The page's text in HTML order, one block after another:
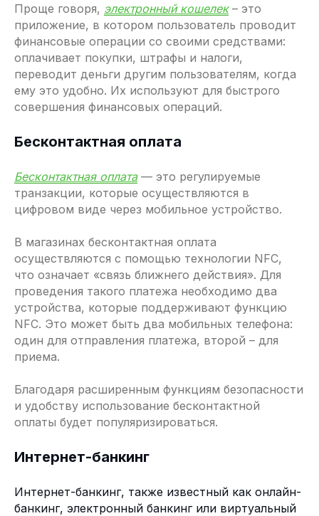
Проще говоря, электронный кошелек– это
приложение, в котором пользователь проводит
финансовые операции со своими средствами:
оплачивает покупки, штрафы и налоги,
переводит деньги другим пользователям, когда
ему это удобно. Их используют для быстрого
совершения финансовых операций.
Бесконтактная оплата
Бесконтактная оплата— это регулируемые
транзакции, которые осуществляются в
цифровом виде через мобильное устройство.
В магазинах бесконтактная оплата
осуществляются с помощью технологии NFC,
что означает «связь ближнего действия». Для
проведения такого платежа необходимо два
устройства, которые поддерживают функцию
NFC. Это может быть два мобильных телефона:
один для отправления платежа, второй – для
приема.
Благодаря расширенным функциям безопасности
и удобству использование бесконтактной
оплаты будет популяризироваться.
Интернет-банкинг
Интернет-банкинг, также известный как онлайн-
банкинг, электронный банкинг или виртуальный